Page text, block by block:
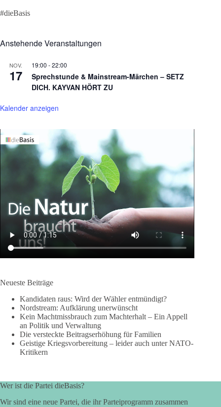
#dieBasis
Anstehende Veranstaltungen
NOV.
17
19:00 -22:00
Sprechstunde & Mainstream-Märchen – SETZ
DICH. KAYVAN HÖRT ZU
Kalender anzeigen
Neueste Beiträge
Kandidaten raus: Wird der Wähler entmündigt?
Nordstream: Aufklärung unerwünscht
Kein Machtmissbrauch zum Machterhalt – Ein Appell
an Politik und Verwaltung
Die versteckte Beitragserhöhung für Familien
Geistige Kriegsvorbereitung – leider auch unter NATO-
Kritikern
Wer ist die Partei dieBasis?
Wir sind eine neue Partei, die ihr Parteiprogramm zusammen